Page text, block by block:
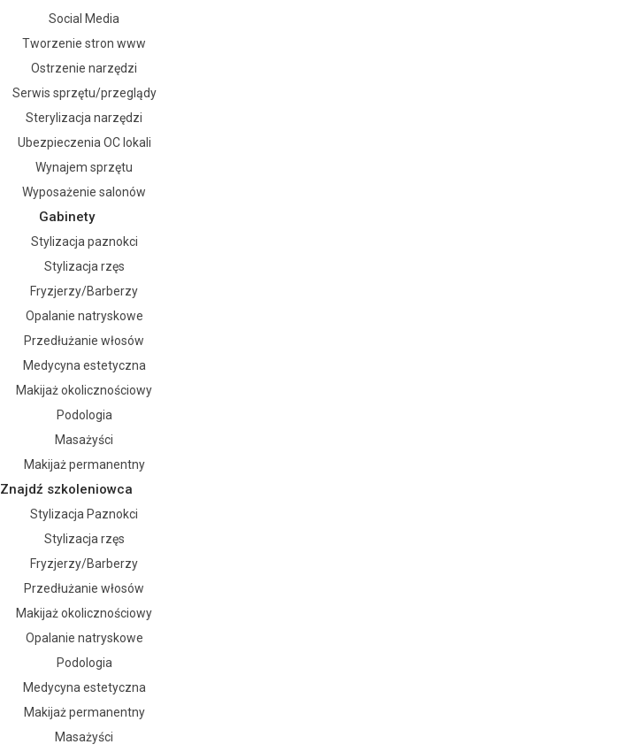
Social Media
Tworzenie stron www
Ostrzenie narzędzi
Serwis sprzętu/przeglądy
Sterylizacja narzędzi
Ubezpieczenia OC lokali
Wynajem sprzętu
Wyposażenie salonów
Gabinety
Stylizacja paznokci
Stylizacja rzęs
Fryzjerzy/Barberzy
Opalanie natryskowe
Przedłużanie włosów
Medycyna estetyczna
Makijaż okolicznościowy
Podologia
Masażyści
Makijaż permanentny
Znajdź szkoleniowca
Stylizacja Paznokci
Stylizacja rzęs
Fryzjerzy/Barberzy
Przedłużanie włosów
Makijaż okolicznościowy
Opalanie natryskowe
Podologia
Medycyna estetyczna
Makijaż permanentny
Masażyści